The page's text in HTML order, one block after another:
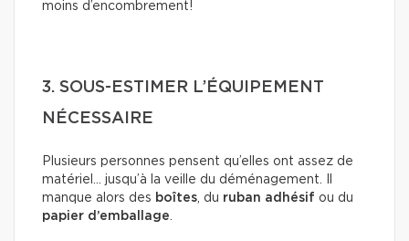
moins d’encombrement!
3. SOUS-ESTIMER L’ÉQUIPEMENT
NÉCESSAIRE
Plusieurs personnes pensent qu’elles ont assez de
matériel… jusqu’à la veille du déménagement. Il
manque alors des boîtes, du ruban adhésif ou du
papier d’emballage.